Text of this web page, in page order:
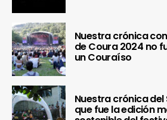
Nuestra crónica
de Coura 2024 no
un Couraíso
Nuestra crónica
que fue la edición